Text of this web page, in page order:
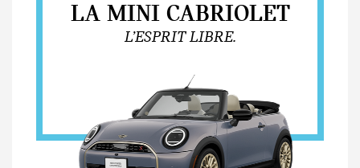
LA MINI CABRIOLET
L’ESPRIT LIBRE.